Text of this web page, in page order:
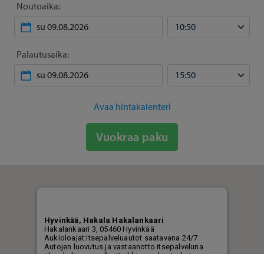
Noutoaika:
Palautusaika:
Avaa hintakalenteri
Vuokraa paku